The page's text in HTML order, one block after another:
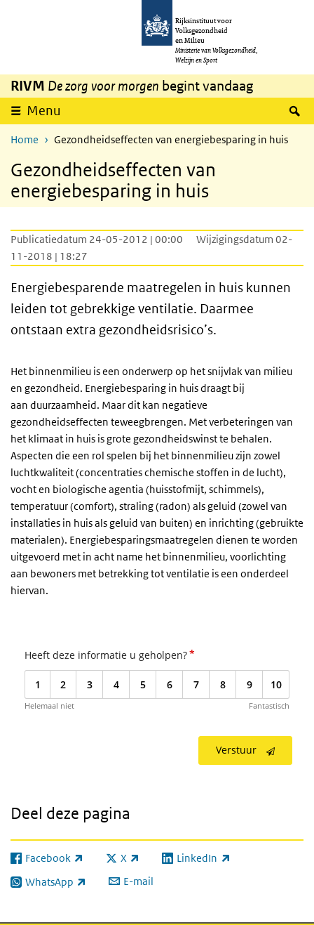
Overslaan en naar de inhoud gaan
Rijksinstituut voor
Volksgezondheid
en Milieu
Ministerie van Volksgezondheid,
Welzijn en Sport
RIVM De zorg voor morgen begint vandaag
Menu
Home Gezondheidseffecten van energiebesparing in huis
Gezondheidseffecten van
energiebesparing in huis
Publicatiedatum 24-05-2012 | 00:00
Wijzigingsdatum 02-
11-2018 | 18:27
Energiebesparende maatregelen in huis kunnen
leiden tot gebrekkige ventilatie. Daarmee
ontstaan extra gezondheidsrisico’s.
Het binnenmilieu is een onderwerp op het snijvlak van milieu
en gezondheid. Energiebesparing in huis draagt bij
aan duurzaamheid. Maar dit kan negatieve
gezondheidseffecten teweegbrengen. Met verbeteringen van
het klimaat in huis is grote gezondheidswinst te behalen.
Aspecten die een rol spelen bij het binnenmilieu zijn zowel
luchtkwaliteit (concentraties chemische stoffen in de lucht),
vocht en biologische agentia (huisstofmijt, schimmels),
temperatuur (comfort), straling (radon) als geluid (zowel van
installaties in huis als geluid van buiten) en inrichting (gebruikte
materialen). Energiebesparingsmaatregelen dienen te worden
uitgevoerd met in acht name het binnenmilieu, voorlichting
aan bewoners met betrekking tot ventilatie is een onderdeel
hiervan.
Heeft deze informatie u geholpen?*
1 2 3 4 5 6 7 8 9 10
Helemaal niet Fantastisch
Verstuur
Deel deze pagina
Facebook
(externe link) X
(externe link) LinkedIn
(externe link)
WhatsApp
(externe link) E-mail